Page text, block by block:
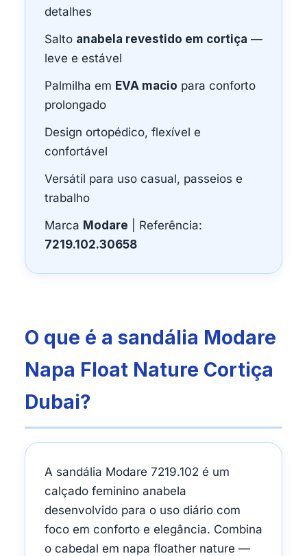
detalhes
Salto anabela revestido em cortiça —
leve e estável
Palmilha em EVA macio para conforto
prolongado
Design ortopédico, flexível e
confortável
Versátil para uso casual, passeios e
trabalho
Marca Modare | Referência:
7219.102.30658
O que é a sandália Modare
Napa Float Nature Cortiça
Dubai?
A sandália Modare 7219.102 é um
calçado feminino anabela
desenvolvido para o uso diário com
foco em conforto e elegância. Combina
o cabedal em napa floather nature —